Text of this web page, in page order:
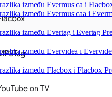
između Evermusica i
između Evermusicaa i
između Evertag i Evertag
između Evervidea i
između Flacbox i Flacbox